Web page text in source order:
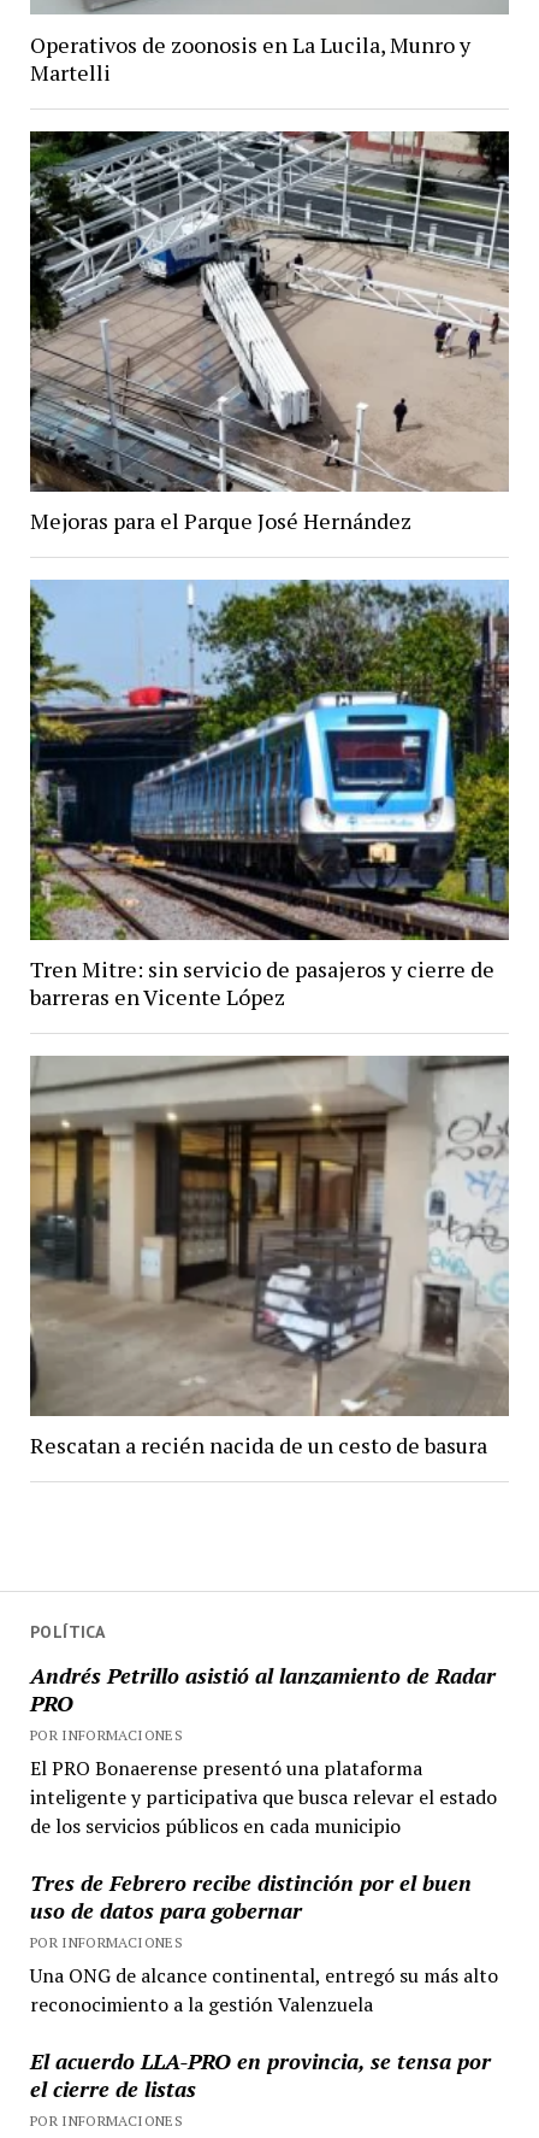
POLÍTICA
Andrés Petrillo asistió al lanzamiento de Radar
PRO
POR INFORMACIONES
El PRO Bonaerense presentó una plataforma
inteligente y participativa que busca relevar el estado
de los servicios públicos en cada municipio
Tres de Febrero recibe distinción por el buen
uso de datos para gobernar
POR INFORMACIONES
Una ONG de alcance continental, entregó su más alto
reconocimiento a la gestión Valenzuela
El acuerdo LLA-PRO en provincia, se tensa por
el cierre de listas
POR INFORMACIONES
Operativos de zoonosis en La Lucila, Munro y
Martelli
Mejoras para el Parque José Hernández
Tren Mitre: sin servicio de pasajeros y cierre de
barreras en Vicente López
Rescatan a recién nacida de un cesto de basura